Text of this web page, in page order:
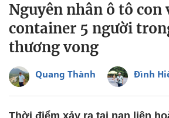
Nguyên nhân ô tô con
container 5 người
thương vong
Quang Thành Đình
Thời điểm xảy ra tai nạn liên